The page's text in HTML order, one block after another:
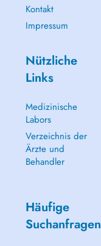
Kontakt
Impressum
Nützliche
Links
Medizinische
Labors
Verzeichnis der
Ärzte und
Behandler
Häufige
Suchanfragen